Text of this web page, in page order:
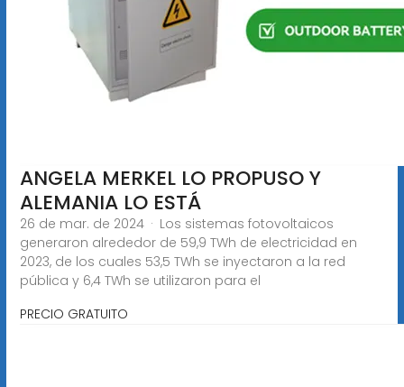
ANGELA MERKEL LO PROPUSO Y
ALEMANIA LO ESTÁ
26 de mar. de 2024 · Los sistemas fotovoltaicos
generaron alrededor de 59,9 TWh de electricidad en
2023, de los cuales 53,5 TWh se inyectaron a la red
pública y 6,4 TWh se utilizaron para el
PRECIO GRATUITO